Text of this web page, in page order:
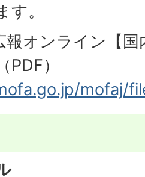
。
オンライン【国
）
mofaj/